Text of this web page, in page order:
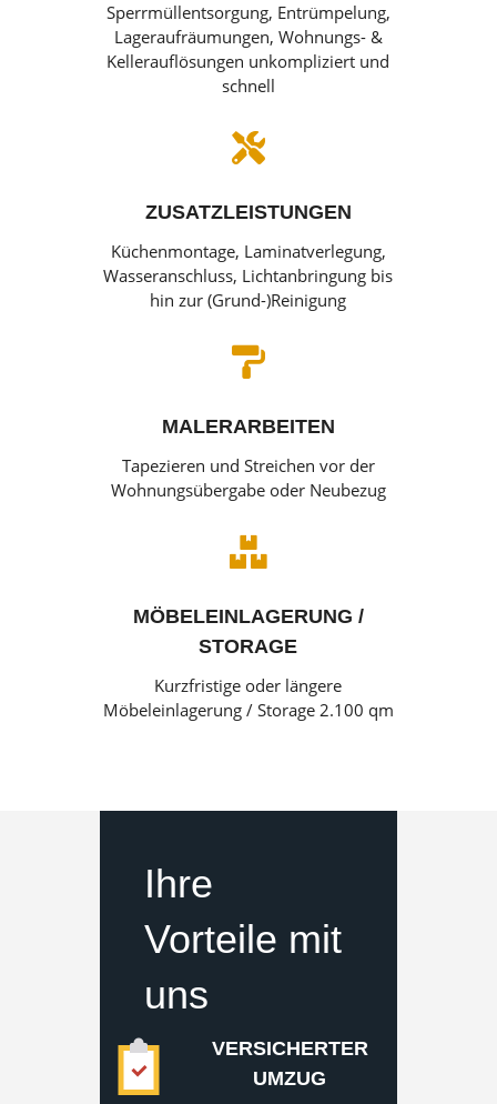
Sperrmüllentsorgung, Entrümpelung,
Lageraufräumungen, Wohnungs- &
Kellerauflösungen unkompliziert und
schnell

ZUSATZLEISTUNGEN
Küchenmontage, Laminatverlegung,
Wasseranschluss, Lichtanbringung bis
hin zur (Grund-)Reinigung

MALERARBEITEN
Tapezieren und Streichen vor der
Wohnungsübergabe oder Neubezug

MÖBELEINLAGERUNG /
STORAGE
Kurzfristige oder längere
Möbeleinlagerung / Storage 2.100 qm
Ihre
Vorteile mit
uns
VERSICHERTER
UMZUG